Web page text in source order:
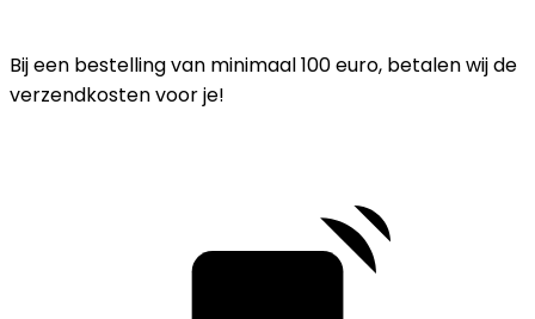
Bij een bestelling van minimaal 100 euro, betalen wij de
verzendkosten voor je!